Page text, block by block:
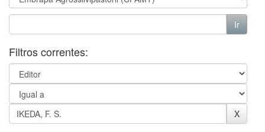
Filtros correntes: